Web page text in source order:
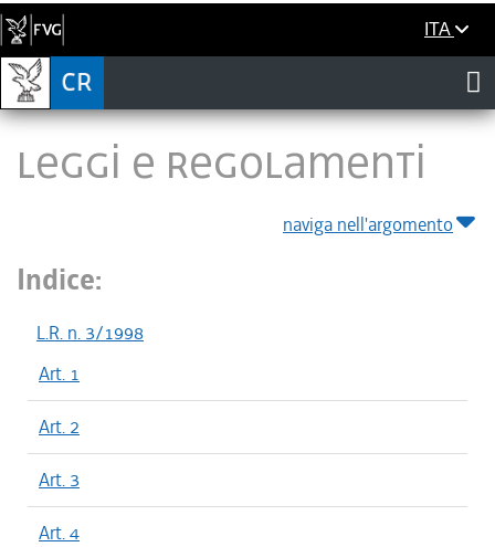
ITA
LEGGI E REGOLAMENTI
naviga nell'argomento
Indice:
L.R. n. 3/1998
Art. 1
Art. 2
Art. 3
Art. 4